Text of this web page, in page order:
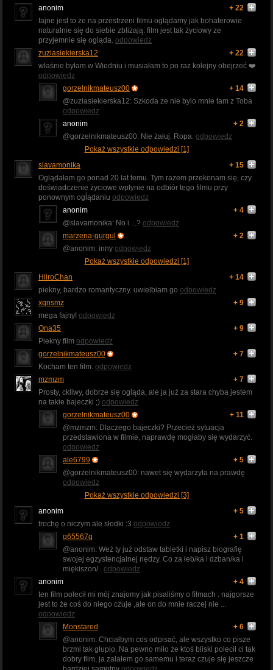
anonim
+ 22
fajne jest to że na przestrzeni filmu oglądamy jak bohaterowie
naturalnie się do siebie zbliżają. film jest tak życiowy ze
przyjemnie się ogląda. odpowiedz
zuziasiekierska12
+ 22
właśnie byłam w Wiedniu i musiałam to po raz kolejny obejrzeć ❤️
odpowiedz
gorzelnikmateusz00
+ 14
@zuziasiekierska12: Szkoda ze nie bylo mnie tam z Toba
odpowiedz
anonim
+ 2
@gorzelnikmateusz00: Nie żałuj. Ropa. odpowiedz
Pokaż wszystkie odpowiedzi [1]
slavamonika
+ 15
Oglądałam go ponad 20 lat temu. Tym razem przekonam się, czy
doświadczenie życiowe wpłynie na odbiór tego filmu przy
ponownym ogĺądaniu odpowiedz
anonim
+ 4
@slavamonika: No i ...? odpowiedz
marzena-gurgul
+ 2
@anonim: inny odpowiedz
Pokaż wszystkie odpowiedzi [1]
HiiroChan
+ 14
piekny, bardzo romantyczny. uwielbiam go odpowiedz
xqnsmz
+ 9
mega fajny! odpowiedz
Ona35
+ 9
Piekny film odpowiedz
gorzelnikmateusz00
+ 7
Kocham ten film. odpowiedz
mzmzm
+ 7
Prosty, ckliwy, dobrze się ogląda, ale ja już za stara chyba jestem
na takie bajeczki ;) odpowiedz
gorzelnikmateusz00
+ 11
@mzmzm: Dlaczego bajeczki? Przecież sytuacja
przedstawiona w filmie, naprawdę mogłaby się wydarzyć.
odpowiedz
ale6799
+ 5
@gorzelnikmateusz00: nawet się wydarzyła na prawdę
odpowiedz
Pokaż wszystkie odpowiedzi [3]
anonim
+ 5
trochę o niczym ale słodki :3 odpowiedz
q65567q
+ 1
@anonim: Weź ty już odstaw tabletki i napisz biografię
swojej egzystencjalnej nędzy. Co za łeb/ka i dzban/ka i
miękiszon/.. odpowiedz
anonim
+ 4
ten film polecił mi mój znajomy jak pisaliśmy o filmach . najgorsze
jest to że coś do niego czuje ,ale on do mnie raczej nie ...
odpowiedz
Monstared
+ 6
@anonim: Chciałbym cos odpisać, ale wszystko co pisze
brzmi tak głupio. Na pewno miło że ktoś bliski polecił ci tak
dobry film, ja zalałem go samemu i teraz czuje się jeszcze